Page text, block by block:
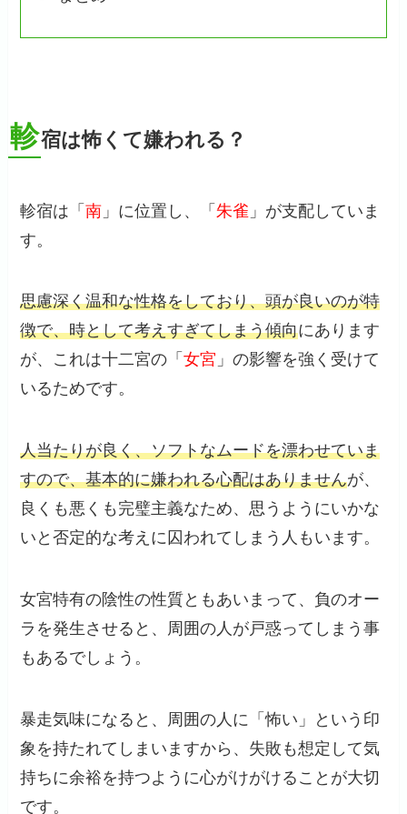
軫宿は怖くて嫌われる？
軫宿は「南 」に位置し、「朱雀 」が支配していま
す。
思慮深く温和な性格をしており、頭が良いのが特
徴で、時として考えすぎてしまう傾向にあります
が、これは十二宮の「女宮 」の影響を強く受けて
いるためです。
人当たりが良く、ソフトなムードを漂わせていま
すので、基本的に嫌われる心配はありませんが、
良くも悪くも完璧主義なため、思うようにいかな
いと否定的な考えに囚われてしまう人もいます。
女宮特有の陰性の性質ともあいまって、負のオー
ラを発生させると、周囲の人が戸惑ってしまう事
もあるでしょう。
暴走気味になると、周囲の人に「怖い」という印
象を持たれてしまいますから、失敗も想定して気
持ちに余裕を持つように心がけがけることが大切
です。